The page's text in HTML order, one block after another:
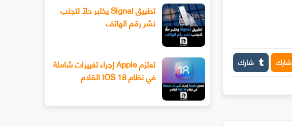
شارك شارك
تطبيق Signal يختبر حلًا لتجنب
نشر رقم الهاتف
تعتزم Apple إجراء تغييرات شاملة
في نظام IOS 18 القادم